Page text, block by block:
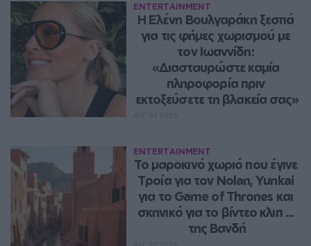
ENTERTAINMENT
Η Ελένη Βουλγαράκη ξεσπά
για τις φήμες χωρισμού με
τον Ιωαννίδη:
«Διασταυρώστε καμία
πληροφορία πριν
εκτοξεύσετε τη βλακεία σας»
ENTERTAINMENT
Το μαροκινό χωριό που έγινε
Τροία για τον Nolan, Yunkai
για το Game of Thrones και
σκηνικό για το βίντεο κλιπ ...
της Βανδή